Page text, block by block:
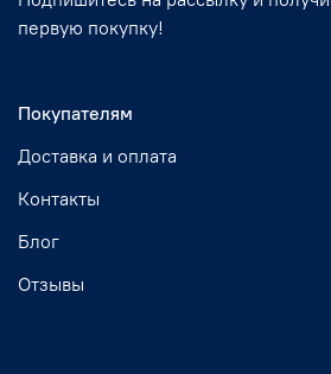
Покупателям
Доставка и оплата
Контакты
Блог
Отзывы
первую покупку!